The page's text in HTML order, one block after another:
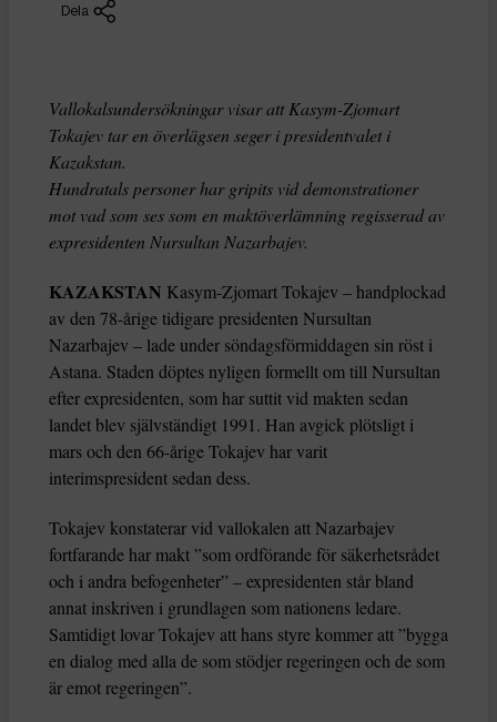
Dela
Vallokalsundersökningar visar att Kasym-Zjomart
Tokajev tar en överlägsen seger i presidentvalet i
Kazakstan.
Hundratals personer har gripits vid demonstrationer
mot vad som ses som en maktöverlämning regisserad av
expresidenten Nursultan Nazarbajev.
KAZAKSTAN Kasym-Zjomart Tokajev – handplockad
av den 78-årige tidigare presidenten Nursultan
Nazarbajev – lade under söndagsförmiddagen sin röst i
Astana. Staden döptes nyligen formellt om till Nursultan
efter expresidenten, som har suttit vid makten sedan
landet blev självständigt 1991. Han avgick plötsligt i
mars och den 66-årige Tokajev har varit
interimspresident sedan dess.
Tokajev konstaterar vid vallokalen att Nazarbajev
fortfarande har makt ”som ordförande för säkerhetsrådet
och i andra befogenheter” – expresidenten står bland
annat inskriven i grundlagen som nationens ledare.
Samtidigt lovar Tokajev att hans styre kommer att ”bygga
en dialog med alla de som stödjer regeringen och de som
är emot regeringen”.